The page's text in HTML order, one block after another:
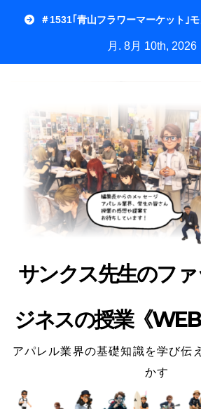
＃1531｢青山フラワーマーケット｣
月. 8月 10th, 2026
サンクス先生のフ
ジネスの授業《
アパレル業界の基礎知識を学び伝
かす